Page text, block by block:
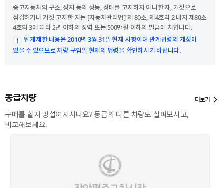
중고자동차의 구조, 장치 등의 성능, 상태를 고지하지 아니한 자, 거짓으로
점검하거나 거짓 고지한 자는 [자동차관리법] 제 80조, 제4호의 2 내지 제80조
4호의 3에 따라 2년 이하의 징역 또는 500만원 이하의 벌금에 처합니다.
위 게제한 내용은 2010년 3월 31일 현재 사항이며 관계법령의 개정이
있을 수 있으므로 차량 구입일 현재의 법령을 확인하시기 바랍니다.
동급차량 더보기
구매를 할지 망설여지시나요? 동급의 다른 차량도 살펴보시고,
비교해보세요.